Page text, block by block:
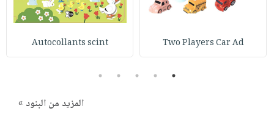
Two Players Car Ad
Autocollants scint
1
2
3
4
5
المزيد من البنود »